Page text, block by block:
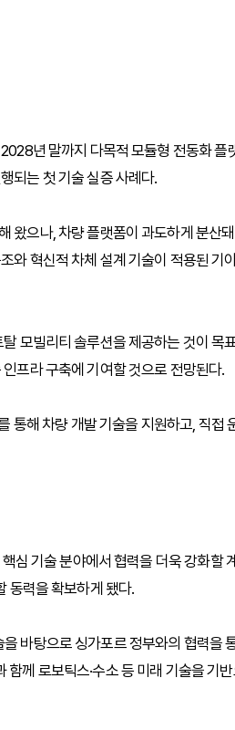
년 말까지 다목적 모듈형 전동화 플
되는 첫 기술 실증 사례다.
왔으나, 차량 플랫폼이 과도하게 분산
와 혁신적 차체 설계 기술이 적용된
모빌리티 솔루션을 제공하는 것이 목
프라 구축에 기여할 것으로 전망된다.
해 차량 개발 기술을 지원하고, 직접
심 기술 분야에서 협력을 더욱 강화할
동력을 확보하게 됐다.
바탕으로 싱가포르 정부와의 협력을
께 로보틱스·수소 등 미래 기술을 기